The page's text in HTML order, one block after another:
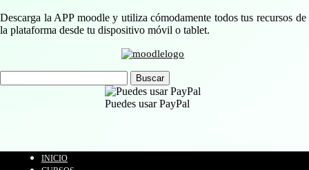
Descarga la APP moodle y utiliza cómodamente todos tus recursos de
la plataforma desde tu dispositivo móvil o tablet.
Puedes usar PayPal
INICIO